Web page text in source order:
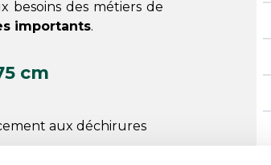
besoins des métiers de
importants.
cm
aux déchirures